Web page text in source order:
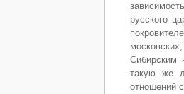
русского
Сибирским
такую же
отношений